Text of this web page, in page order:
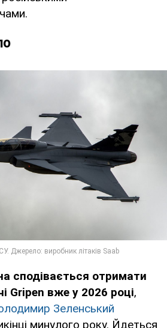
сподівається отримати
Gripen вже у 2026 році,
Зеленський
минулого року. Йдеться